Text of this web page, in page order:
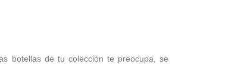
botellas de tu colección te preocupa, se